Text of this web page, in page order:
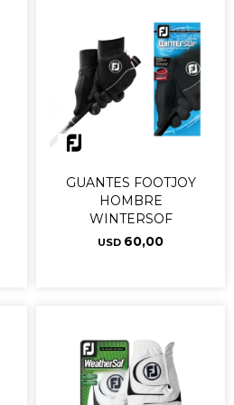
GUANTES FOOTJOY
HOMBRE
WINTERSOF
USD 60,00